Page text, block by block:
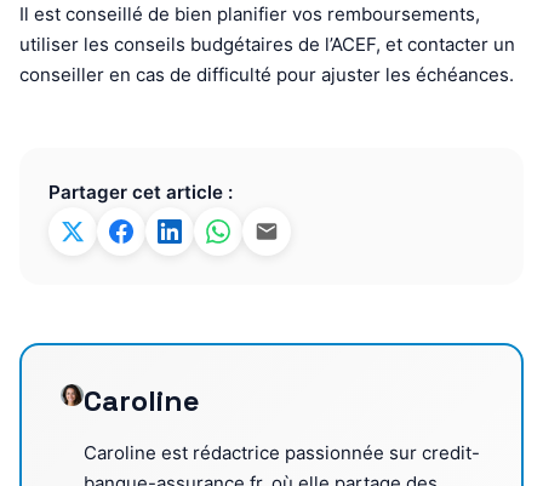
Il est conseillé de bien planifier vos remboursements,
utiliser les conseils budgétaires de l’ACEF, et contacter un
conseiller en cas de difficulté pour ajuster les échéances.
Partager cet article :
Caroline
Caroline est rédactrice passionnée sur credit-